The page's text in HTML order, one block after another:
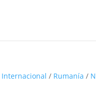
Internacional / Rumanía /